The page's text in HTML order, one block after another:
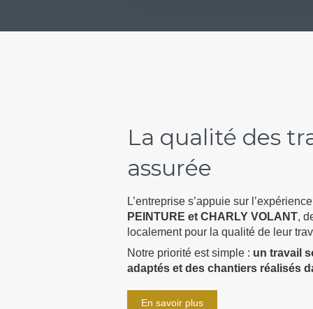
La qualité des
assurée
L’entreprise s’appuie sur
PEINTURE et CHARLY VOLANT,
localement pour la qualité de leur
Notre priorité est simple : un travail
adaptés et des chantiers réalisés
En savoir plus